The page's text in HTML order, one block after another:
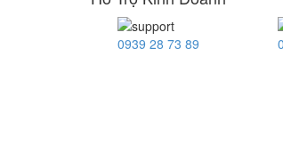
0939 28 73 89